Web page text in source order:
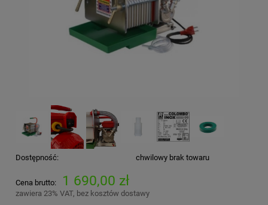
Dostępność: chwilowy brak towaru
Cena brutto: 1 690,00 zł
zawiera 23% VAT, bez kosztów dostawy